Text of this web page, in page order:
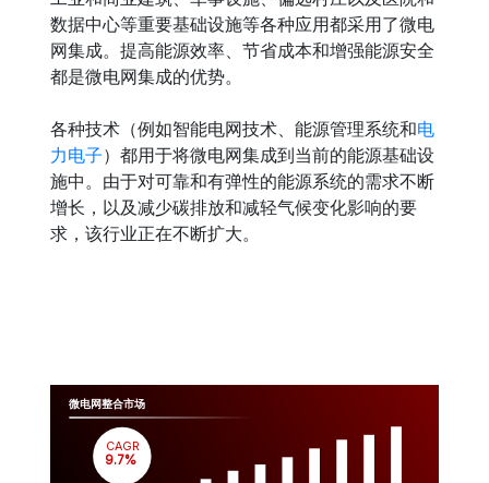
数据中心等重要基础设施等各种应用都采用了微电
网集成。提高能源效率、节省成本和增强能源安全
都是微电网集成的优势。
各种技术（例如智能电网技术、能源管理系统和电
力电子）都用于将微电网集成到当前的能源基础设
施中。由于对可靠和有弹性的能源系统的需求不断
增长，以及减少碳排放和减轻气候变化影响的要
求，该行业正在不断扩大。
微电网整合市场
CAGR
9.7%